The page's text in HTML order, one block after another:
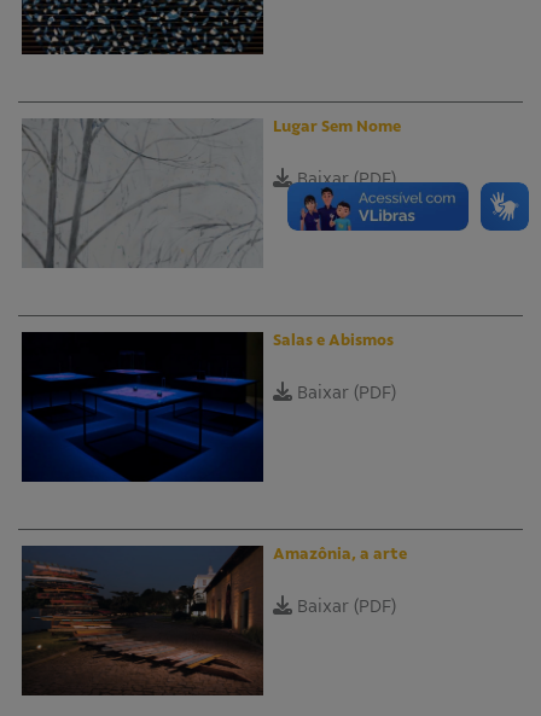
Lugar Sem Nome
Baixar (PDF)
Salas e Abismos
Baixar (PDF)
Amazônia, a arte
Baixar (PDF)